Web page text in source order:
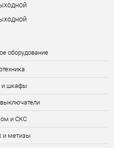
оборудование
шкафы
и СКС
и метизы